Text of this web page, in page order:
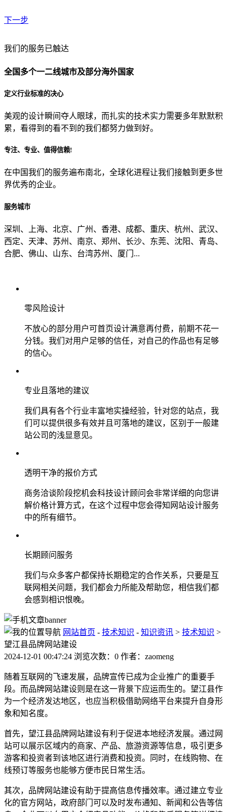
下一步
贵公司预算范围是？
贵公司的团队规模是？
目前主要的营销渠道是？
我们的服务已触达
全国多个一二线城市及部分海外国家
定义行业标准的决心
美观的设计瞬间夺人眼球，而扎实的技术实力需要多年默默积
累，看得到的看不到的我们都努力做到好。
专注、专业、值得信赖!
在中国我们的服务遍布南北，全球化进程让我们接触到更多世
界优秀的企业。
服务城市
深圳、上海、北京、广州、香港、成都、重庆、杭州、武汉、
西定、天津、苏州、南京、郑州、长沙、东莞、沈阳、青岛、
合肥、佛山、山东、台湾苏州、厦门...
零风险设计
不放心的部分用户可首页设计满意再付费，前期不花一
分钱。我们对用户足够的信任，对自己的作品也有足够
的信心。
专业且落地的建议
我们具有各个行业丰富地实操经验，针对您的站点，我
们可以提供很多有效并且可落地的建议，区别于一般建
站公司的浅显意见。
透明干净的报价方式
商务洽谈阶段挖机会科技设计顾问会非常详细的向您讲
解价格计算方式，在这个过程中您会得知网站设计服务
中的所有细节。
长期顾问服务
我们与众多客户都保持长期稳定的合作关系，只要是互
联网相关问题，我们都会力所能及帮助您，相信我们都
会感到相识恨晚。
网站首页 - 技术知识 - 知识资讯 > 技术知识 >
望江县品牌网站建设
2024-12-01 00:47:24 浏览次数：0 作者：zaomeng
随着互联网的飞速发展，品牌宣传已成为企业推广的重要手
段。而品牌网站建设则是在这一背景下应运而生的。望江县作
为一个经济发达地区，也应当积极借助网络平台来提升自身形
象和知名度。
首先，望江县品牌网站建设有利于促进本地经济发展。通过网
站可以展示区域内的商家、产品、旅游资源等信息，吸引更多
游客和投资者到该地区进行消费和投资。同时，在线购物、在
线预订等服务也能够方便市民日常生活。
其次，品牌网站建设有助于提高信息传播效率。通过建立专业
化的官方网站，政府部门可以及时发布通知、新闻和公告等信